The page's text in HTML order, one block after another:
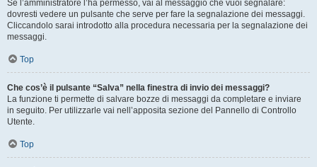
Se l’amministratore l’ha permesso, vai al messaggio che vuoi segnalare:
dovresti vedere un pulsante che serve per fare la segnalazione dei messaggi.
Cliccandolo sarai introdotto alla procedura necessaria per la segnalazione dei
messaggi.
Top
Che cos’è il pulsante “Salva” nella finestra di invio dei messaggi?
La funzione ti permette di salvare bozze di messaggi da completare e inviare
in seguito. Per utilizzarle vai nell’apposita sezione del Pannello di Controllo
Utente.
Top